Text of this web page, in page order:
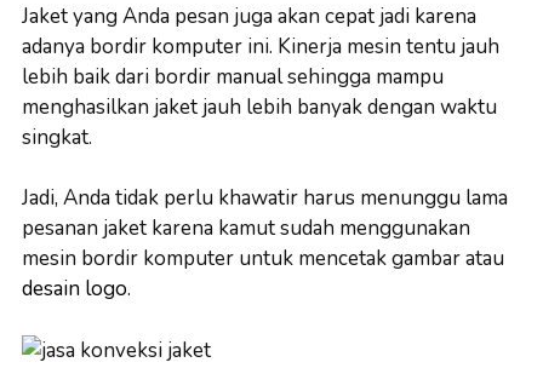
Jaket yang Anda pesan juga akan cepat jadi karena
adanya bordir komputer ini. Kinerja mesin tentu jauh
lebih baik dari bordir manual sehingga mampu
menghasilkan jaket jauh lebih banyak dengan waktu
singkat.
Jadi, Anda tidak perlu khawatir harus menunggu lama
pesanan jaket karena kamut sudah menggunakan
mesin bordir komputer untuk mencetak gambar atau
desain logo.